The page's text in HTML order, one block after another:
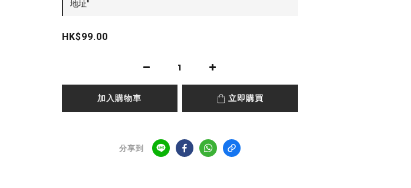
地址"
HK$99.00
加入購物車 立即購買
分享到